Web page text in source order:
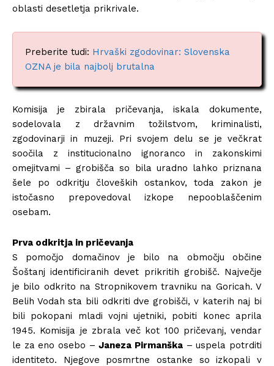
oblasti desetletja prikrivale.
Preberite tudi: Hrvaški zgodovinar: Slovenska
OZNA je bila najbolj brutalna
Komisija je zbirala pričevanja, iskala dokumente,
sodelovala z državnim tožilstvom, kriminalisti,
zgodovinarji in muzeji. Pri svojem delu se je večkrat
soočila z institucionalno ignoranco in zakonskimi
omejitvami – grobišča so bila uradno lahko priznana
šele po odkritju človeških ostankov, toda zakon je
istočasno prepovedoval izkope nepooblaščenim
osebam.
Prva odkritja in pričevanja
S pomočjo domačinov je bilo na območju občine
Šoštanj identificiranih devet prikritih grobišč. Največje
je bilo odkrito na Stropnikovem travniku na Goricah. V
Belih Vodah sta bili odkriti dve grobišči, v katerih naj bi
bili pokopani mladi vojni ujetniki, pobiti konec aprila
1945. Komisija je zbrala več kot 100 pričevanj, vendar
le za eno osebo –Janeza Pirmanška – uspela potrditi
identiteto. Njegove posmrtne ostanke so izkopali v